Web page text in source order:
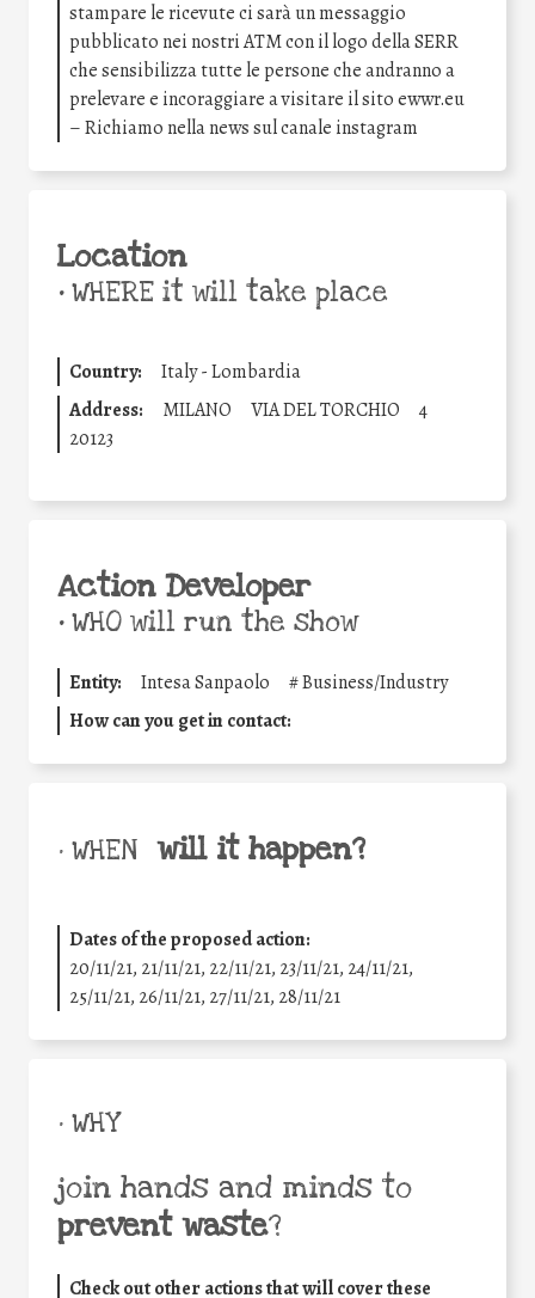
stampare le ricevute ci sarà un messaggio
pubblicato nei nostri ATM con il logo della SERR
che sensibilizza tutte le persone che andranno a
prelevare e incoraggiare a visitare il sito ewwr.eu
– Richiamo nella news sul canale instagram
Location
•WHERE it will take place
Country:
Italy - Lombardia
Address:
MILANO VIA DEL TORCHIO
4
20123
Action Developer
•WHO will run the show
Entity: Intesa Sanpaolo #Business/Industry
How can you get in contact:
• WHEN will it happen?
Dates of the proposed action:
20/11/21, 21/11/21, 22/11/21, 23/11/21, 24/11/21,
25/11/21, 26/11/21, 27/11/21, 28/11/21
• WHY
join hands and minds to
prevent waste?
Check out other actions that will cover these